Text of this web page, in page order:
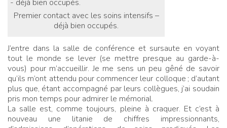
Premier contact avec les soins intensifs –
déjà bien occupés.
J’entre dans la salle de conférence et sursaute en voyant
tout le monde se lever (se mettre presque au garde-à-
vous) pour m’accueillir. Je me sens un peu gêné de savoir
qu’ils m’ont attendu pour commencer leur colloque ; d’autant
plus que, étant accompagné par leurs collègues, j’ai soudain
pris mon temps pour admirer le mémorial.
La salle est, comme toujours, pleine à craquer. Et c’est à
nouveau une litanie de chiffres impressionnants,